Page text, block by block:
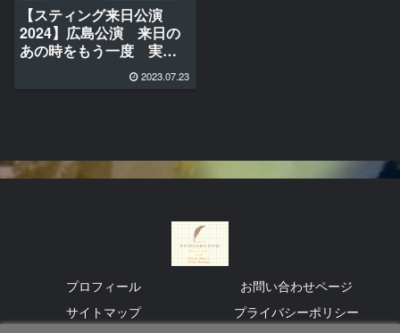
【スティング来日公演
2024】広島公演 来日の
あの時をもう一度 実況
2023.07.23
プロフィール
お問い合わせページ
サイトマップ
プライバシーポリシー